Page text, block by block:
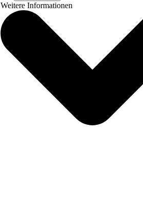
Weitere Informationen